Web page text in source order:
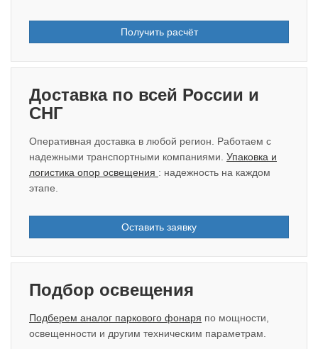
Получить расчёт
Доставка по всей России и
СНГ
Оперативная доставка в любой регион. Работаем с
надежными транспортными компаниями. Упаковка и
логистика опор освещения : надежность на каждом
этапе.
Оставить заявку
Подбор освещения
Подберем аналог паркового фонаря по мощности,
освещенности и другим техническим параметрам.